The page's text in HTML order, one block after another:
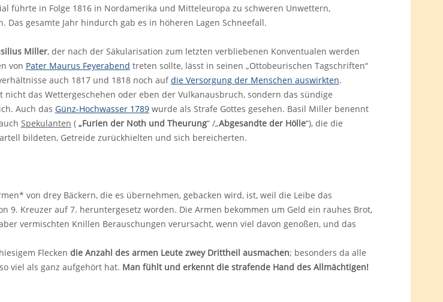
führte in Folge 1816 in Nordamerika und Mitteleuropa zu schweren Unwettern,
Das gesamte Jahr hindurch gab es in höheren Lagen Schneefall.
Miller, der nach der Säkularisation zum letzten verbliebenen Konventualen werden
von Pater Maurus Feyerabend treten sollte, lässt in seinen „Ottobeurischen Tagschriften“
auch 1817 und 1818 noch aufdie Versorgung der Menschen auswirkten.
nicht das Wettergeschehen oder eben der Vulkanausbruch, sondern das sündige
Auch das Günz-Hochwasser 1789wurde als Strafe Gottes gesehen. Basil Miller benennt
Spekulanten ( „Furien der Noth und Theurung“ /„Abgesandte der Hölle“), die die
bildeten, Getreide zurückhielten und sich bereicherten.
von drey Bäckern, die es übernehmen, gebacken wird, ist, weil die Leibe das
9. Kreuzer auf 7. heruntergesetz worden. Die Armen bekommen um Geld ein rauhes Brot,
vermischten Knillen Berauschungen verursacht, wenn viel davon genoßen, und das
Flecken die Anzahl des armen Leute zwey Drittheil ausmachen; besonders da alle
viel als ganz aufgehört hat. Man fühlt und erkennt die strafende Hand des Allmächtigen!